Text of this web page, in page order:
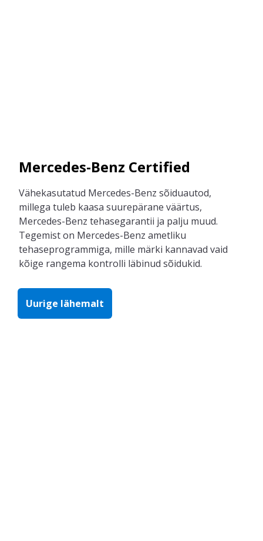
Mercedes-Benz Certified
Vähekasutatud Mercedes-Benz sõiduautod,
millega tuleb kaasa suurepärane väärtus,
Mercedes-Benz tehasegarantii ja palju muud.
Tegemist on Mercedes-Benz ametliku
tehaseprogrammiga, mille märki kannavad vaid
kõige rangema kontrolli läbinud sõidukid.
Uurige lähemalt